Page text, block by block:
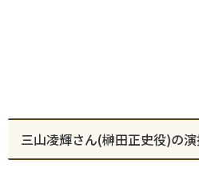
三山凌輝さん(榊田正史役)の